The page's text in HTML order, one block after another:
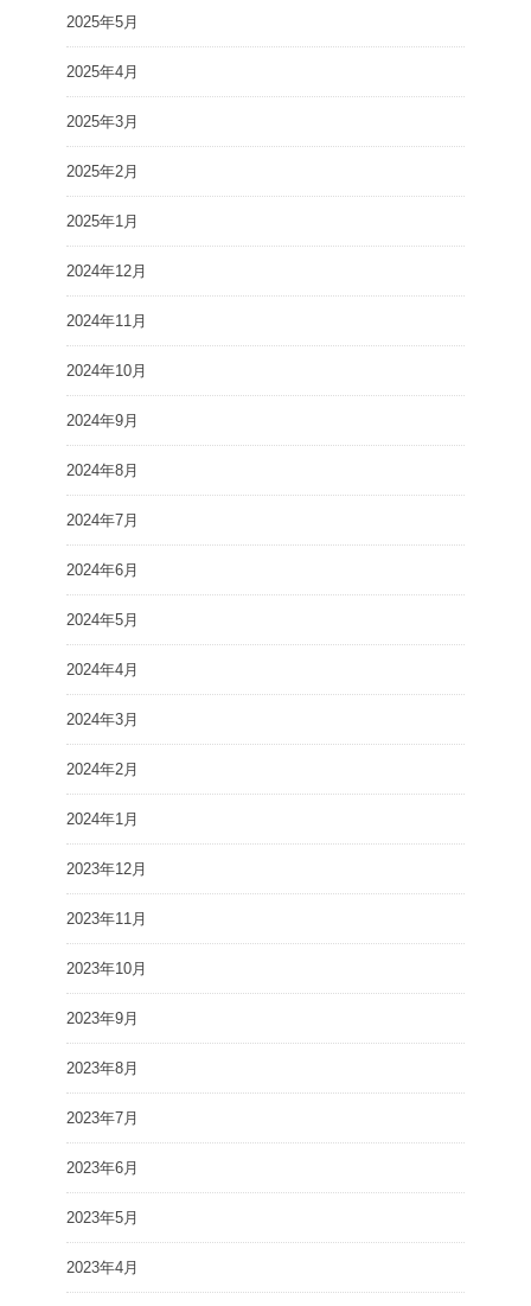
2025年5月
2025年4月
2025年3月
2025年2月
2025年1月
2024年12月
2024年11月
2024年10月
2024年9月
2024年8月
2024年7月
2024年6月
2024年5月
2024年4月
2024年3月
2024年2月
2024年1月
2023年12月
2023年11月
2023年10月
2023年9月
2023年8月
2023年7月
2023年6月
2023年5月
2023年4月